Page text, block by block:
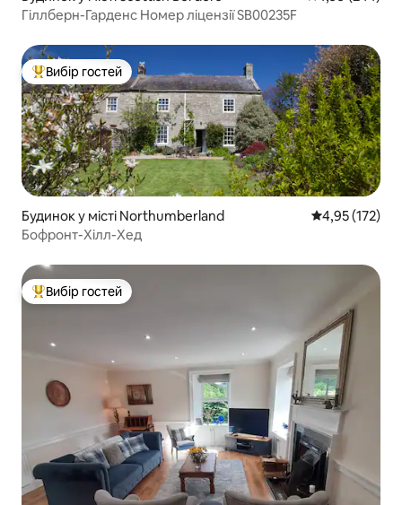
Гіллберн-Гарденс Номер ліцензії SB00235F
Топ вибір гостей
Вибір гостей
Будинок у місті Northumberland Середня
4,95 (172)
Бофронт-Хілл-Хед
Топ вибір гостей
Вибір гостей